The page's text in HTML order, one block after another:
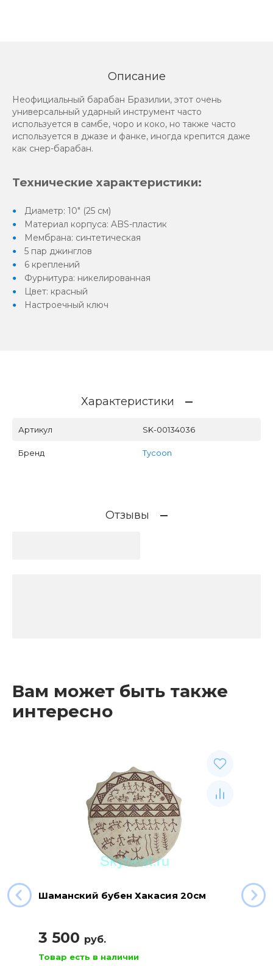
Описание
Неофициальный барабан Бразилии, этот очень
универсальный ударный инструмент часто
используется в самбе, чоро и коко, но также часто
используется в джазе и фанке, иногда крепится даже
как снер-барабан.
Технические характеристики:
Диаметр: 10" (25 см)
Материал корпуса: ABS-пластик
Мембрана: синтетическая
5 пар джинглов
6 креплений
Фурнитура: никелированная
Цвет: красный
Настроечный ключ
Характеристики
Артикул SK-00134036
Бренд Tycoon
Отзывы
Вам может быть также
интересно
Шаманский бубен Хакасия 20см
3 500 руб.
Товар есть в наличии